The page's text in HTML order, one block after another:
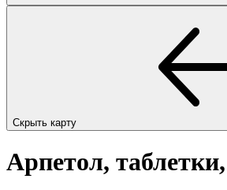
Скрыть карту
Арпетол,